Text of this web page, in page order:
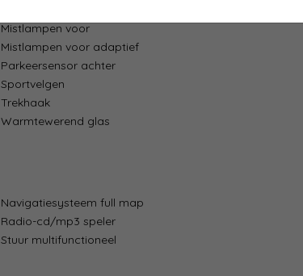
Mistlampen voor
Mistlampen voor adaptief
Parkeersensor achter
Sportvelgen
Trekhaak
Warmtewerend glas
Navigatiesysteem full map
Radio-cd/mp3 speler
Stuur multifunctioneel